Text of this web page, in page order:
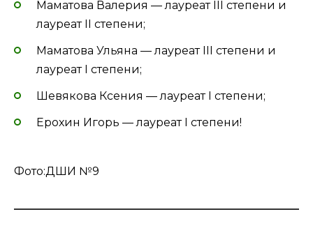
Маматова Валерия — лауреат III степени и
лауреат II степени;
Маматова Ульяна — лауреат III степени и
лауреат I степени;
Шевякова Ксения — лауреат I степени;
Ерохин Игорь — лауреат I степени!
Фото:ДШИ №9